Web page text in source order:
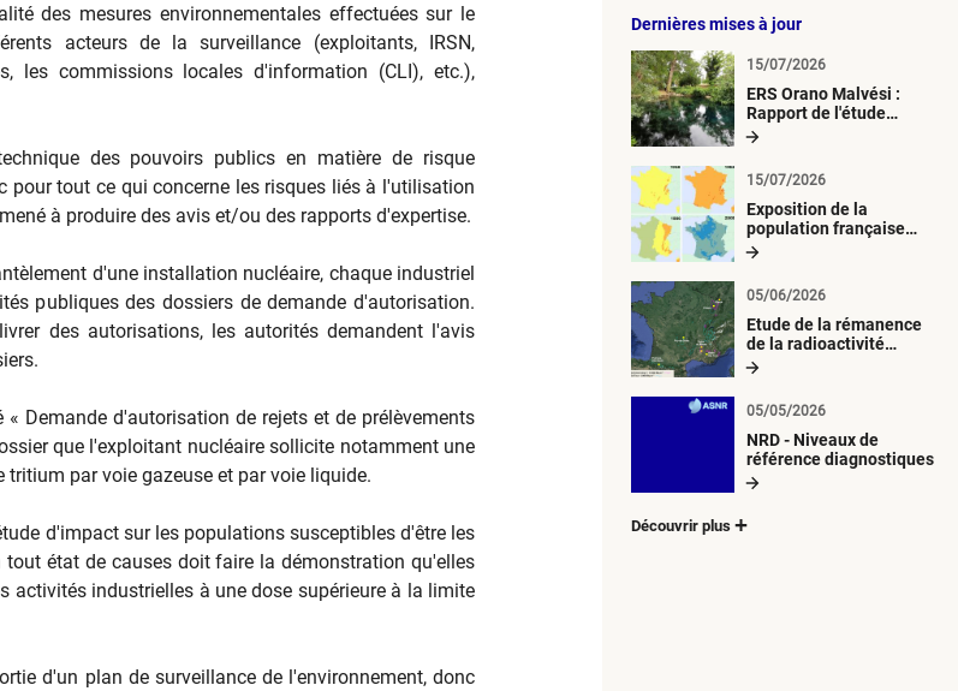
des mesures environnementales effectuées sur le
acteurs de la surveillance (exploitants, IRSN,
les commissions locales d'information (CLI), etc.),
des pouvoirs publics en matière de risque
pour tout ce qui concerne les risques liés à l'utilisation
à produire des avis et/ou des rapports d'expertise.
d'une installation nucléaire, chaque industriel
publiques des dossiers de demande d'autorisation.
des autorisations, les autorités demandent l'avis
Demande d'autorisation de rejets et de prélèvements
que l'exploitant nucléaire sollicite notamment une
par voie gazeuse et par voie liquide.
d'impact sur les populations susceptibles d'être les
tout état de causes doit faire la démonstration qu'elles
activités industrielles à une dose supérieure à la limite
d'un plan de surveillance de l'environnement, donc
Dernières mises à jour
ERS Orano Malvési :
Rapport de l'étude
radiologique du milieu
15/07/2026
Exposition de la
population française
métropolitaine aux
atmosphériques
radioactives depuis 1945
15/07/2026
Etude de la rémanence
de la radioactivité
d’origine artificielle
05/06/2026
NRD - Niveaux de
référence diagnostiques
05/05/2026
Découvrir plus